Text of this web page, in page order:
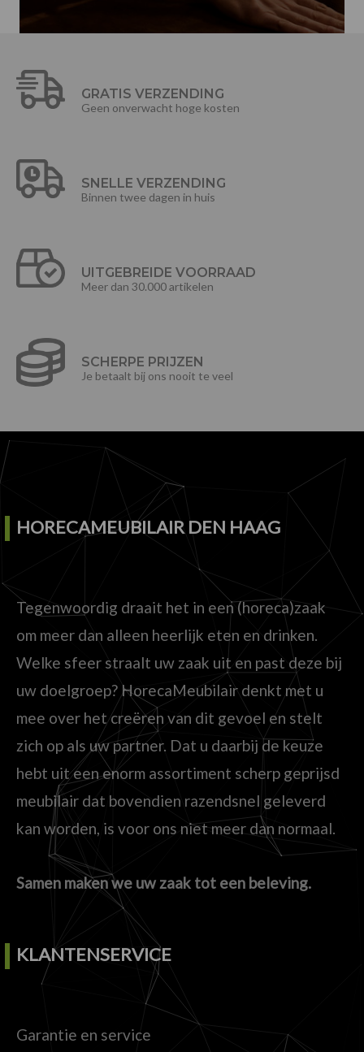
GRATIS VERZENDING
Geen onverwacht hoge kosten
SNELLE VERZENDING
Binnen twee dagen in huis
UITGEBREIDE VOORRAAD
Meer dan 30.000 artikelen
SCHERPE PRIJZEN
Je betaalt bij ons nooit te veel
HORECAMEUBILAIR DEN HAAG
Tegenwoordig draait het in een (horeca)zaak
om meer dan alleen heerlijk eten en drinken.
Welke sfeer straalt uw zaak uit en past deze bij
uw doelgroep? HorecaMeubilair denkt met u
mee over het creëren van dit gevoel en stelt
zich op als uw partner. Dat u daarbij de keuze
hebt uit een enorm assortiment scherp geprijsd
meubilair dat bovendien razendsnel geleverd
kan worden, is voor ons niet meer dan normaal.
Samen maken we uw zaak tot een beleving.
KLANTENSERVICE
Garantie en service